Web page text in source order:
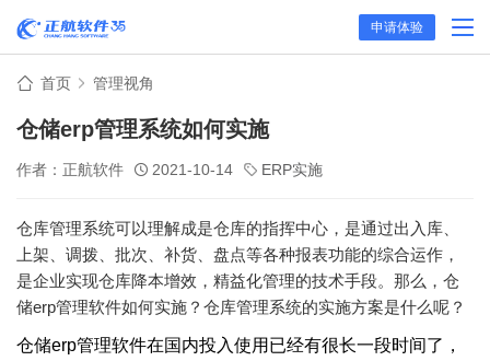
申请体验
首页 管理视角
仓储erp管理系统如何实施
作者：正航软件 2021-10-14 ERP实施
仓库管理系统可以理解成是仓库的指挥中心，是通过出入库、
上架、调拨、批次、补货、盘点等各种报表功能的综合运作，
是企业实现仓库降本增效，精益化管理的技术手段。那么，仓
储erp管理软件如何实施？仓库管理系统的实施方案是什么呢？
仓储erp管理软件在国内投入使用已经有很长一段时间了，